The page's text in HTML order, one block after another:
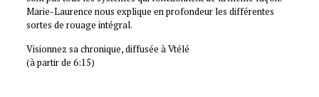
Marie-Laurence nous explique en profondeur les différentes
sortes de rouage intégral.
Visionnez sa chronique, diffusée à Vtélé
(à partir de 6:15)